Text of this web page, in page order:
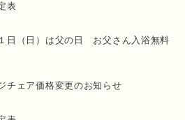
表
日（日）は父の日 お父さん入浴無料
チェア価格変更のお知らせ